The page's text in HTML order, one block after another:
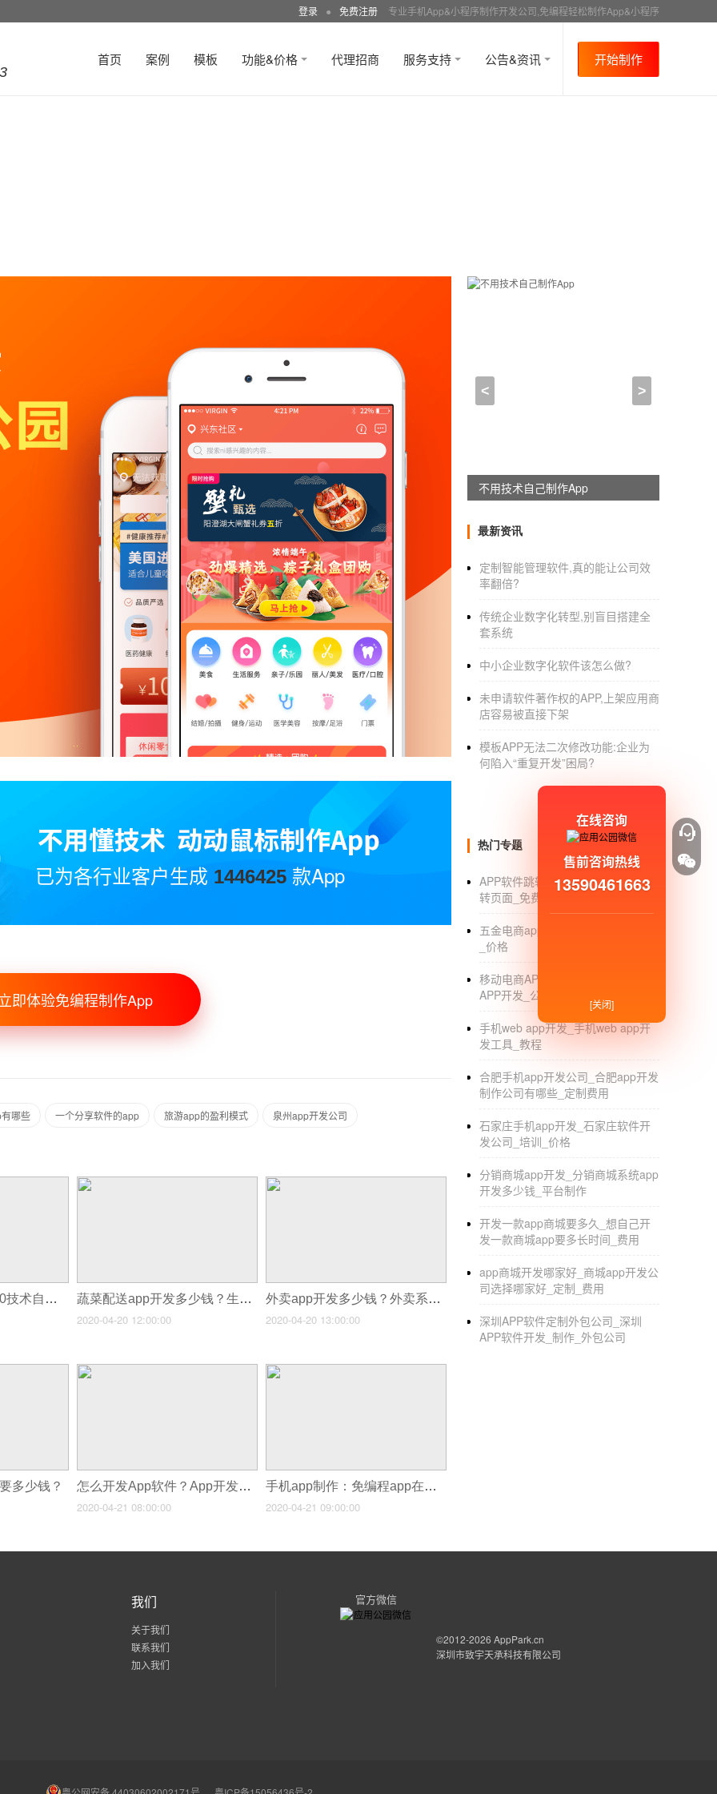
登录 ● 免费注册 专业手机App&小程序制作开发公司,免编程轻松制作App&小程序
首页 案例 模板 功能&价格 代理招商 服务支持 公告&资讯 开始制作
2021-11-18 22:45:00
App开发，首先要面对的问题是如何选择开
让我们分享APP开发实用的小技巧
不知道APP开发有多贵。这是大多数企业人
到几百万，这对中小企业和创业者来说无疑是
这是刘麦科技APP的在线制作平台。你只需
二、APP的设计。
对于不知道如何设计APP功能的人，如何规划
方法其实很简单：
1.借鉴市场上类似的APP产品：逐一体验他
APP的规划设计。
APP原型制作
3.APP模板制作
修改。
通过以上提示，APP开发用户不仅可以在开
是，这些技巧不涉及专业的编程技术，对任何
已为各行业客户生成 1446425 款App
即体验免编程制作App
哪些 一个分享软件的app 旅游app的盈利模式 泉州app开发公司
同城生活app制作：0技术自己制作同城app 蔬菜配送app开发多少钱？生鲜配送app开发功能详解
2020-04-20 12:00:00
外卖app开发多少钱？外卖系统开发价格
2020-04-20 13:00:00
多少钱？ 怎么开发App软件？App开发需要注意哪些？
2020-04-21 08:00:00
手机app制作：免编程app在线制作平台，让普通人自己也能开发app
2020-04-21 09:00:00
< >
不用技术自己制作App
最新资讯
定制智能管理软件,真的能让公司效
率翻倍?
传统企业数字化转型,别盲目搭建全
套系统
中小企业数字化软件该怎么做?
未申请软件著作权的APP,上架应用商
店容易被直接下架
模板APP无法二次修改功能:企业为
何陷入“重复开发”困局?
热门专题
APP软件跳转_APP软件制作怎么跳
转页面_免费制作工具_教程_公司
五金电商app开发_电商app开发公司
_价格
移动电商APP开发_移动互联网电商
APP开发_公司
手机web app开发_手机web app开
发工具_教程
合肥手机app开发公司_合肥app开发
制作公司有哪些_定制费用
石家庄手机app开发_石家庄软件开
发公司_培训_价格
分销商城app开发_分销商城系统app
开发多少钱_平台制作
开发一款app商城要多久_想自己开
发一款商城app要多长时间_费用
app商城开发哪家好_商城app开发公
司选择哪家好_定制_费用
深圳APP软件定制外包公司_深圳
APP软件开发_制作_外包公司
我们
关于我们
联系我们
加入我们
官方微信
©2012-2026 AppPark.cn
深圳市致宇天承科技有限公司
在线咨询
售前咨询热线
13590461663
[关闭]